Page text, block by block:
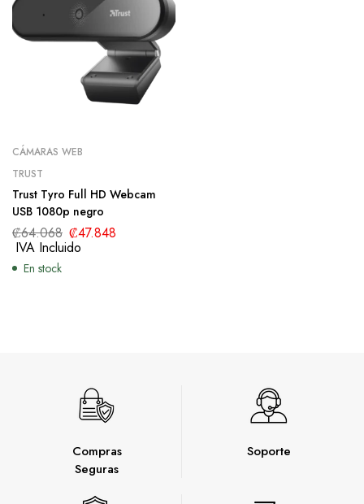
CÁMARAS WEB
TRUST
Trust Tyro Full HD Webcam
USB 1080p negro
₡64.068 ₡47.848
IVA Incluido
En stock
Compras
Seguras
Soporte